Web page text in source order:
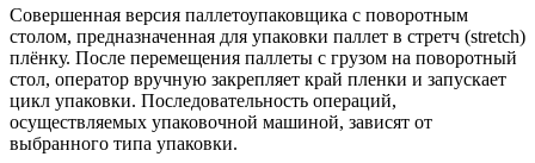
Совершенная версия паллетоупаковщика с поворотным
столом, предназначенная для упаковки паллет в стретч (stretch)
плёнку. После перемещения паллеты с грузом на поворотный
стол, оператор вручную закрепляет край пленки и запускает
цикл упаковки. Последовательность операций,
осуществляемых упаковочной машиной, зависят от
выбранного типа упаковки.